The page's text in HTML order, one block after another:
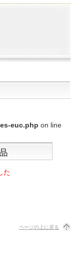
euc.php on line
た
ページの上に戻る